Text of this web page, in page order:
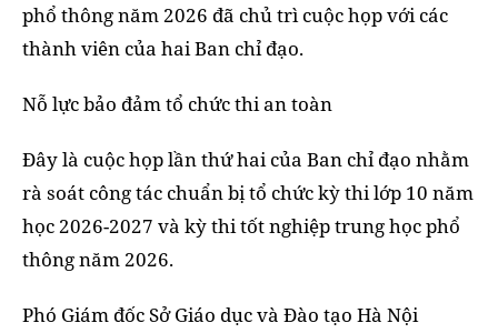
phổ thông năm 2026 đã chủ trì cuộc họp với các
thành viên của hai Ban chỉ đạo.
Nỗ lực bảo đảm tổ chức thi an toàn
Đây là cuộc họp lần thứ hai của Ban chỉ đạo nhằm
rà soát công tác chuẩn bị tổ chức kỳ thi lớp 10 năm
học 2026-2027 và kỳ thi tốt nghiệp trung học phổ
thông năm 2026.
Phó Giám đốc Sở Giáo dục và Đào tạo Hà Nội